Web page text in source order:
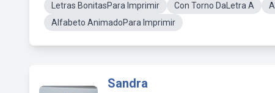
Letras BonitasPara Imprimir
Con Torno DaLetra A
Alfabeto AnimadoPara Imprimir
Sandra